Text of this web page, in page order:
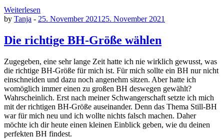
Weiterlesen
by Tanja - 25. November 2021 25. November 2021
Die richtige BH-Größe wählen
Zugegeben, eine sehr lange Zeit hatte ich nie wirklich gewusst, was
die richtige BH-Größe für mich ist. Für mich sollte ein BH nur nicht
einschneiden und dazu noch angenehm sitzen. Aber hatte ich
womöglich immer einen zu großen BH deswegen gewählt?
Wahrscheinlich. Erst nach meiner Schwangerschaft setzte ich mich
mit der richtigen BH-Größe auseinander. Denn das Thema Still-BH
war für mich neu und ich wollte nichts falsch machen. Daher
möchte ich dir heute einen kleinen Einblick geben, wie du deinen
perfekten BH findest.